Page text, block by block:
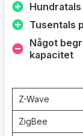
Tusentals
Något
kapacitet
Z-Wave
ZigBee